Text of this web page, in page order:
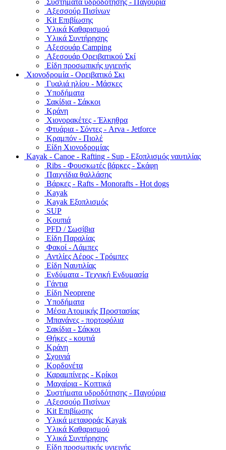
Συστήματα υδροδότησης - Παγούρια
Αξεσσούρ Πισίνων
Kit Επιβίωσης
Υλικά Καθαρισμού
Υλικά Συντήρησης
Αξεσουάρ Camping
Αξεσουάρ Ορειβατικού Σκί
Είδη προσωπικής υγιεινής
Χιονοδρομία - Ορειβατικό Σκι
Γυαλιά ηλίου - Μάσκες
Υποδήματα
Σακίδια - Σάκκοι
Κράνη
Χιονορακέτες - Έλκηθρα
Φτυάρια - Σόντες - Arva - Jetforce
Κραμπόν - Πιολέ
Είδη Χιονοδρομίας
Kayak - Canoe - Rafting - Sup - Εξοπλισμός ναυτιλίας
Ribs - Φουσκωτές βάρκες - Σκάφη
Παιχνίδια θαλλάσης
Βάρκες - Rafts - Monorafts - Hot dogs
Kayak
Kayak Εξοπλισμός
SUP
Κουπιά
PFD / Σωσίβια
Είδη Παραλίας
Φακοί - Λάμπες
Αντλίες Αέρος - Τρόμπες
Είδη Ναυτιλίας
Ενδύματα - Τεχνική Ενδυμασία
Γάντια
Είδη Neoprene
Υποδήματα
Μέσα Ατομικής Προστασίας
Μπανάνες - πορτοφόλια
Σακίδια - Σάκκοι
Θήκες - κουτιά
Κράνη
Σχοινιά
Κορδονέτα
Καραμπίνερς - Κρίκοι
Μαχαίρια - Κοπτικά
Συστήματα υδροδότησης - Παγούρια
Αξεσσούρ Πισίνων
Kit Επιβίωσης
Υλικά μεταφοράς Kayak
Υλικά Καθαρισμού
Υλικά Συντήρησης
Είδη προσωπικής υγιεινής